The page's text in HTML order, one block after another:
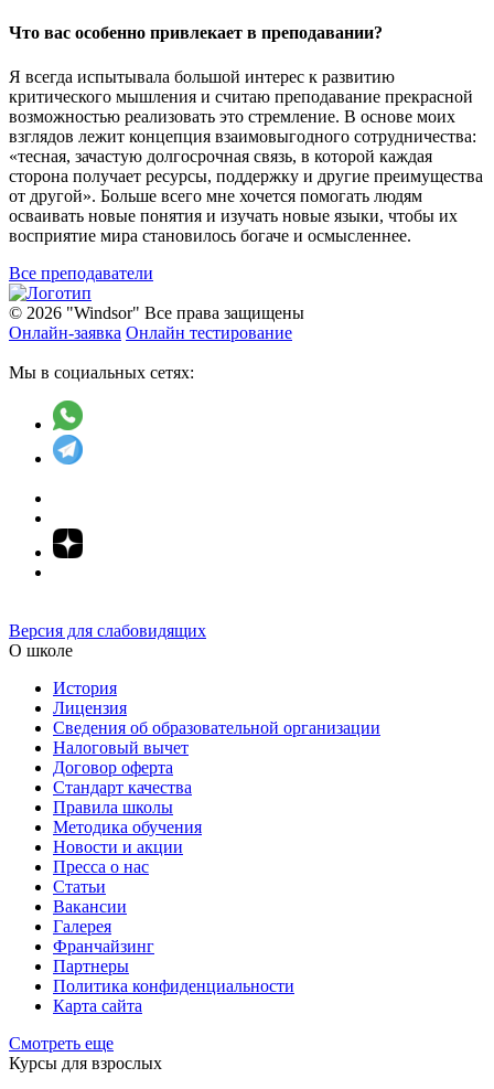
Что вас особенно привлекает в преподавании?
Я всегда испытывала большой интерес к развитию
критического мышления и считаю преподавание прекрасной
возможностью реализовать это стремление. В основе моих
взглядов лежит концепция взаимовыгодного сотрудничества:
«тесная, зачастую долгосрочная связь, в которой каждая
сторона получает ресурсы, поддержку и другие преимущества
от другой». Больше всего мне хочется помогать людям
осваивать новые понятия и изучать новые языки, чтобы их
восприятие мира становилось богаче и осмысленнее.
Все преподаватели
© 2026 "Windsor" Все права защищены
Онлайн-заявка Онлайн тестирование
Мы в социальных сетях:
Версия для слабовидящих
О школе
История
Лицензия
Сведения об образовательной организации
Налоговый вычет
Договор оферта
Стандарт качества
Правила школы
Методика обучения
Новости и акции
Пресса о нас
Статьи
Вакансии
Галерея
Франчайзинг
Партнеры
Политика конфиденциальности
Карта сайта
Смотреть еще
Курсы для взрослых